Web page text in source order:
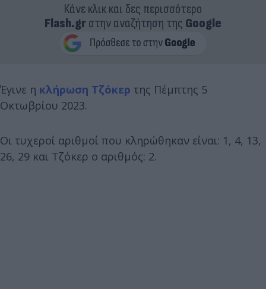
Κάνε κλικ και δες περισσότερο
Flash.grστην αναζήτηση της Google
Έγινε η κλήρωση Τζόκερ της Πέμπτης 5
Οκτωβρίου 2023.
Οι τυχεροί αριθμοί που κληρώθηκαν είναι: 1, 4, 13,
26, 29 και Τζόκερ ο αριθμός: 2.